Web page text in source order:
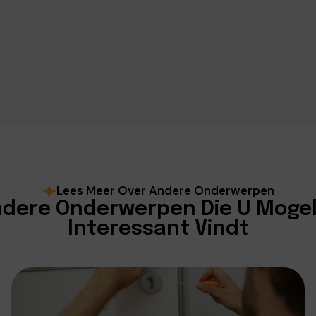
Lees Meer Over Andere Onderwerpen
Onderwerpen Die U
Interessant Vindt